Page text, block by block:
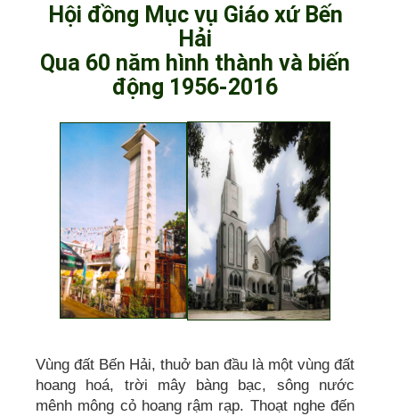
Hội đồng Mục vụ Giáo xứ Bến
Hải
Qua 60 năm hình thành và biến
động 1956-2016
Vùng đất Bến Hải, thuở ban đầu là một vùng đất
hoang hoá, trời mây bàng bạc, sông nước
mênh mông cỏ hoang rậm rạp. Thoạt nghe đến